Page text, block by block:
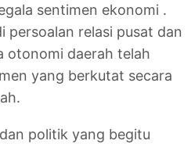
sentimen ekonomi .
persoalan relasi pusat dan
otonomi daerah telah
yang berkutat secara
politik yang begitu